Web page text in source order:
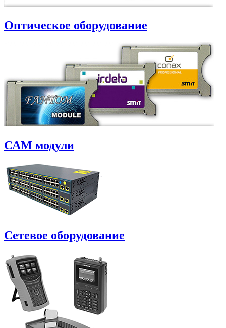
Оптическое оборудование
САM модули
Сетевое оборудование